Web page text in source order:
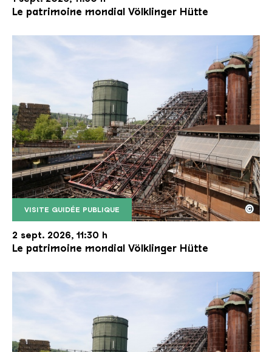
Le patrimoine mondial Völklinger Hütte
VISITE GUIDÉE PUBLIQUE
Le monte-charge incliné de la Völklinger Hütte
Copyright: Weltkulturerbe Völklinger Hütte | Karl
©
2 sept. 2026, 11:30 h
Le patrimoine mondial Völklinger Hütte